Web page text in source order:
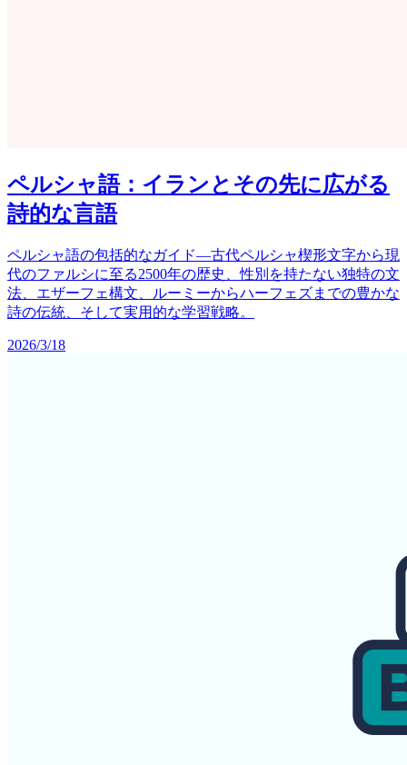
ペルシャ語：イランとその先に広がる
詩的な言語
ペルシャ語の包括的なガイド—古代ペルシャ楔形文字から現
代のファルシに至る2500年の歴史、性別を持たない独特の文
法、エザーフェ構文、ルーミーからハーフェズまでの豊かな
詩の伝統、そして実用的な学習戦略。
2026/3/18